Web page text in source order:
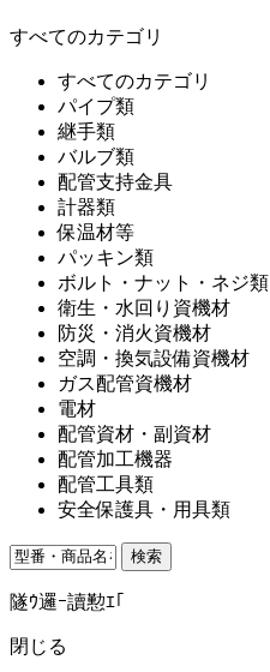
すべてのカテゴリ
すべてのカテゴリ
パイプ類
継手類
バルブ類
配管支持金具
計器類
保温材等
パッキン類
ボルト・ナット・ネジ類
衛生・水回り資機材
防災・消火資機材
空調・換気設備資機材
ガス配管資機材
電材
配管資材・副資材
配管加工機器
配管工具類
安全保護具・用具類
隧ｳ邏ｰ讀懃ｴ｢
閉じる